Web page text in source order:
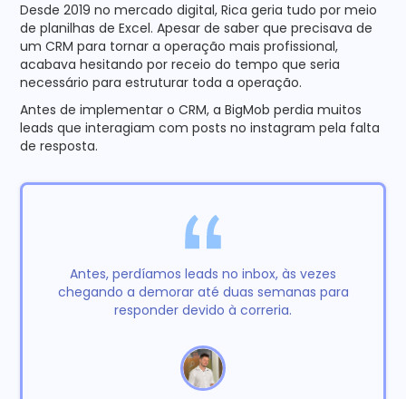
Desde 2019 no mercado digital, Rica geria tudo por meio
de planilhas de Excel. Apesar de saber que precisava de
um CRM para tornar a operação mais profissional,
acabava hesitando por receio do tempo que seria
necessário para estruturar toda a operação.
Antes de implementar o CRM, a BigMob perdia muitos
leads que interagiam com posts no instagram pela falta
de resposta.
Antes, perdíamos leads no inbox, às vezes
chegando a demorar até duas semanas para
responder devido à correria.